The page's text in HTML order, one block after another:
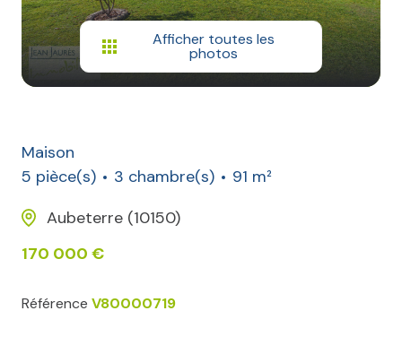
Afficher toutes les
photos
Maison
5 pièce(s)
3 chambre(s)
91 m²
Aubeterre (10150)
170 000 €
Référence V80000719